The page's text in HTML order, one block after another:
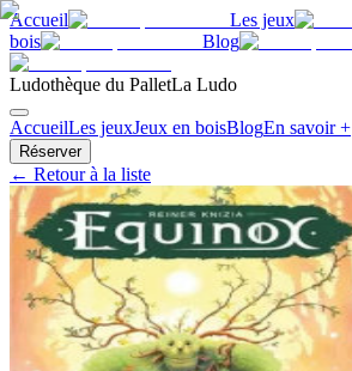
Accueil Les jeux
bois
Blog
Ludothèque du PalletLa Ludo
AccueilLes jeuxJeux en boisBlogEn savoir +
Réserver
← Retour à la liste